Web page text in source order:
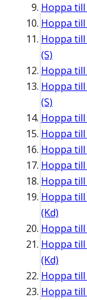
Hoppa till
Hoppa till
Hoppa till
(S)
Hoppa till
Hoppa till
(S)
Hoppa till
Hoppa till
Hoppa till
Hoppa till
Hoppa till
Hoppa till
(Kd)
Hoppa till
Hoppa till
(Kd)
Hoppa till
Hoppa till